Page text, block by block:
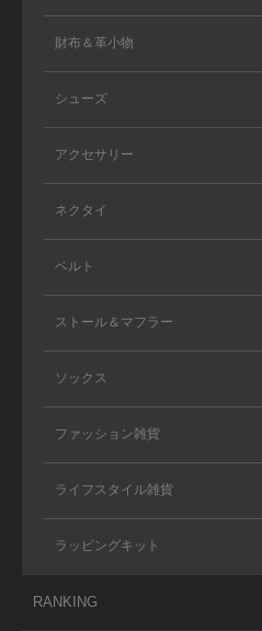
財布＆革小物
シューズ
アクセサリー
ネクタイ
ベルト
ストール＆マフラー
ソックス
ファッション雑貨
ライフスタイル雑貨
ラッピングキット
RANKING